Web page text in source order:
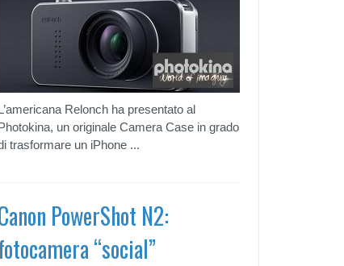
Relonch ha presentato al
un originale Camera Case in grado
trasformare un iPhone ...
PowerShot N2:
“social”